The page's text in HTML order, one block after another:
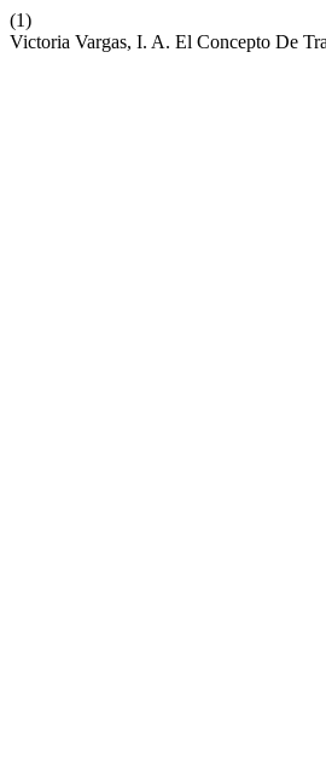
(1)
Victoria Vargas, I. A. El Concepto De